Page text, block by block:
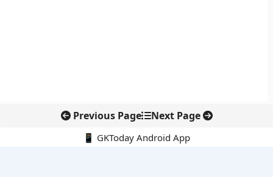
Previous Page Next Page
📱 GKToday Android App